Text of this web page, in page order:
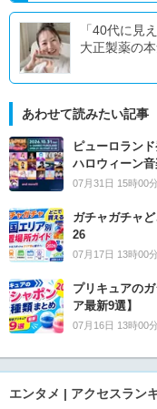
「40代に見
大正製薬の本
あわせて読みたい記事
ピューロラン
ハロウィーン
07月31日 15時00分
ガチャガチャ
26
07月17日 13時00分
プリキュアの
ア最新9選】
07月16日 13時00分
エンタメ | アクセスラン